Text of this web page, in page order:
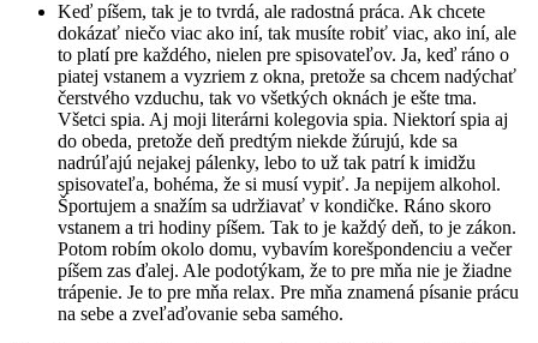
Keď píšem, tak je to tvrdá, ale radostná práca. Ak chcete
dokázať niečo viac ako iní, tak musíte robiť viac, ako iní, ale
to platí pre každého, nielen pre spisovateľov. Ja, keď ráno o
piatej vstanem a vyzriem z okna, pretože sa chcem nadýchať
čerstvého vzduchu, tak vo všetkých oknách je ešte tma.
Všetci spia. Aj moji literárni kolegovia spia. Niektorí spia aj
do obeda, pretože deň predtým niekde žúrujú, kde sa
nadrúľajú nejakej pálenky, lebo to už tak patrí k imidžu
spisovateľa, bohéma, že si musí vypiť. Ja nepijem alkohol.
Športujem a snažím sa udržiavať v kondičke. Ráno skoro
vstanem a tri hodiny píšem. Tak to je každý deň, to je zákon.
Potom robím okolo domu, vybavím korešpondenciu a večer
píšem zas ďalej. Ale podotýkam, že to pre mňa nie je žiadne
trápenie. Je to pre mňa relax. Pre mňa znamená písanie prácu
na sebe a zveľaďovanie seba samého.